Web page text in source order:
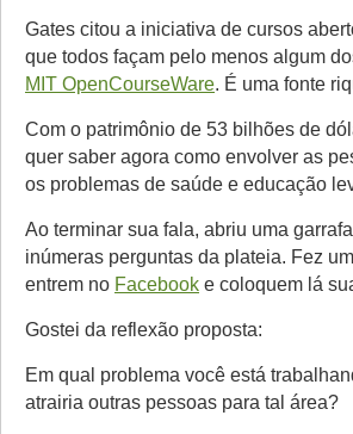
Gates citou a iniciativa de cursos
que todos façam pelo menos algum
MIT OpenCourseWare. É uma fonte
Com o patrimônio de 53 bilhões de
quer saber agora como envolver as
os problemas de saúde e educação
Ao terminar sua fala, abriu uma
inúmeras perguntas da plateia. Fez
entrem no Facebook e coloquem lá
Gostei da reflexão proposta:
Em qual problema você está
atrairia outras pessoas para tal área?